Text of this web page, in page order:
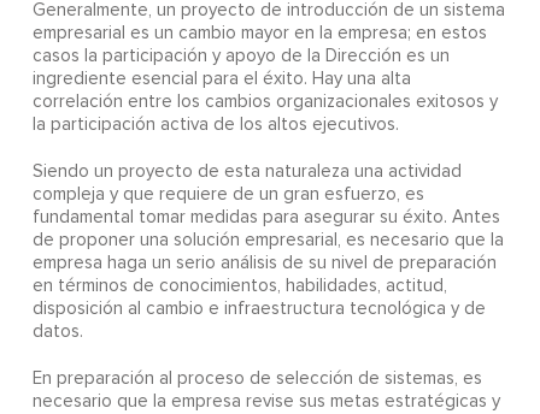
Generalmente, un proyecto de introducción de un sistema
empresarial es un cambio mayor en la empresa; en estos
casos la participación y apoyo de la Dirección es un
ingrediente esencial para el éxito. Hay una alta
correlación entre los cambios organizacionales exitosos y
la participación activa de los altos ejecutivos.
Siendo un proyecto de esta naturaleza una actividad
compleja y que requiere de un gran esfuerzo, es
fundamental tomar medidas para asegurar su éxito. Antes
de proponer una solución empresarial, es necesario que la
empresa haga un serio análisis de su nivel de preparación
en términos de conocimientos, habilidades, actitud,
disposición al cambio e infraestructura tecnológica y de
datos.
En preparación al proceso de selección de sistemas, es
necesario que la empresa revise sus metas estratégicas y